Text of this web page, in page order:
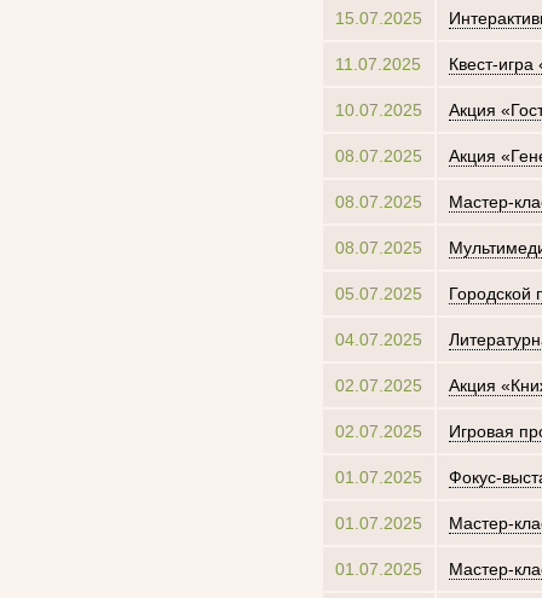
15.07.2025
11.07.2025 Квест-
10.07.2025 Акция
08.07.2025 Акция
08.07.2025 Мастер-
08.07.2025
05.07.2025 Городской
04.07.2025
02.07.2025 Акция
02.07.2025 Игровая
01.07.2025 Фокус-
01.07.2025 Мастер-
01.07.2025 Мастер-